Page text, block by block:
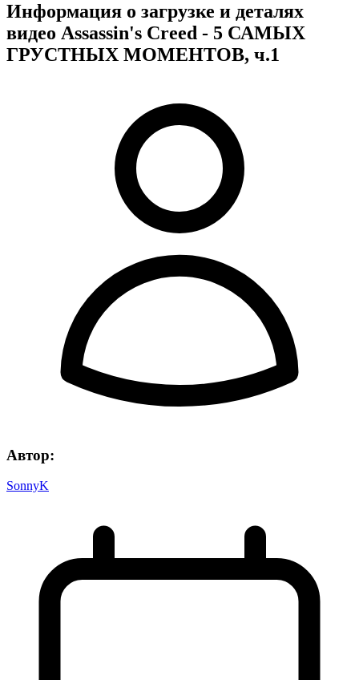
Информация о загрузке и деталях
видео Assassin's Creed - 5 САМЫХ
ГРУСТНЫХ МОМЕНТОВ, ч.1
Автор:
SonnyK